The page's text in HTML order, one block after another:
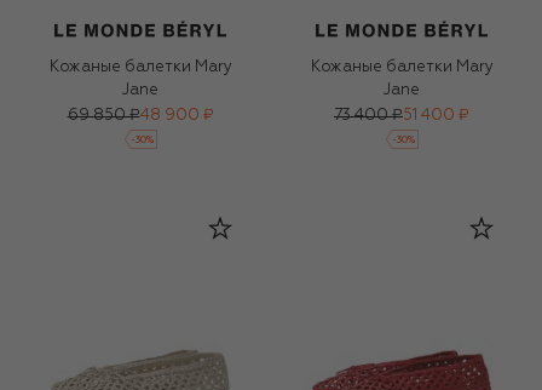
Кожаные балетки Mary
Jane
69 850 ₽48 900 ₽
-30%
Кожаные балетки Mary
Jane
73 400 ₽51 400 ₽
-30%